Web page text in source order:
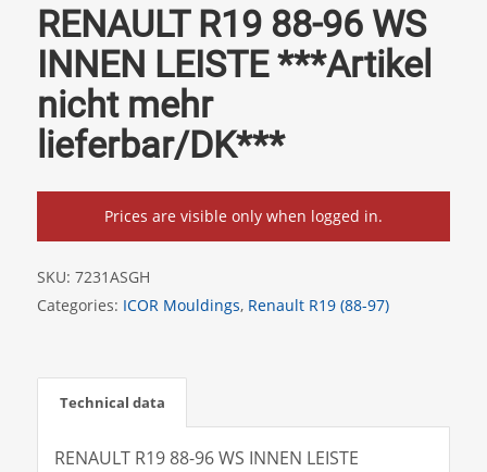
RENAULT R19 88-96 WS
INNEN LEISTE ***Artikel
nicht mehr
lieferbar/DK***
Prices are visible only when logged in.
SKU: 7231ASGH
Categories: ICOR Mouldings, Renault R19 (88-97)
Technical data
RENAULT R19 88-96 WS INNEN LEISTE